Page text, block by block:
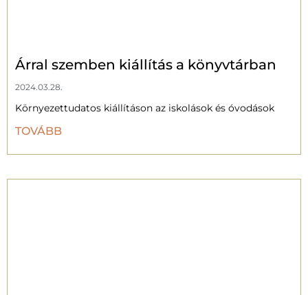
Árral szemben kiállítás a könyvtárban
2024.03.28.
Környezettudatos kiállításon az iskolások és óvodások
TOVÁBB